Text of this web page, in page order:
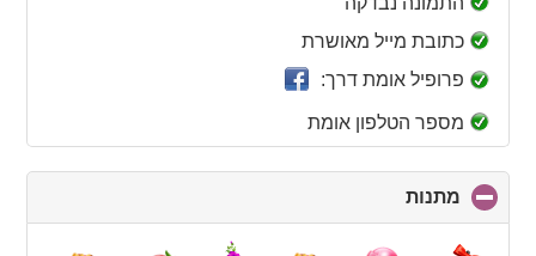
כתובת מייל מאושרת
פרופיל אומת דרך:
מספר הטלפון אומת
מתנות
to
collapse